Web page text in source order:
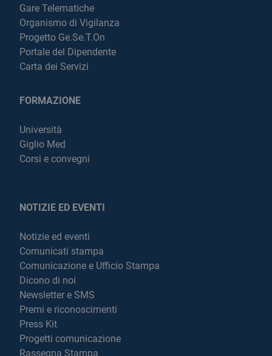
Gare Telematiche
Organismo di Vigilanza
Progetto Ge.Se.T.On
Portale del Dipendente
Carta dei Servizi
FORMAZIONE
Università
Giglio Med
Corsi e convegni
NOTIZIE ED EVENTI
Notizie ed eventi
Comunicati stampa
Comunicazione e Ufficio Stampa
Dicono di noi
Newsletter e SMS
Premi e riconoscimenti
Press Kit
Progetti comunicazione
Rassegna Stampa